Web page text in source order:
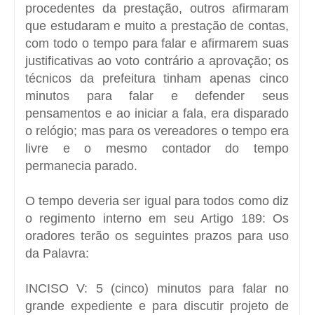
procedentes da prestação, outros afirmaram
que estudaram e muito a prestação de contas,
com todo o tempo para falar e afirmarem suas
justificativas ao voto contrário a aprovação; os
técnicos da prefeitura tinham apenas cinco
minutos para falar e defender seus
pensamentos e ao iniciar a fala, era disparado
o relógio; mas para os vereadores o tempo era
livre e o mesmo contador do tempo
permanecia parado.
O tempo deveria ser igual para todos como diz
o regimento interno em seu Artigo 189: Os
oradores terão os seguintes prazos para uso
da Palavra:
INCISO V: 5 (cinco) minutos para falar no
grande expediente e para discutir projeto de